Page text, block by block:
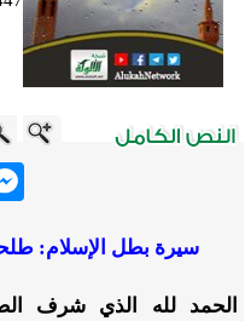
سيرة بطل الإسلام:
الحمد لله الذي شرف